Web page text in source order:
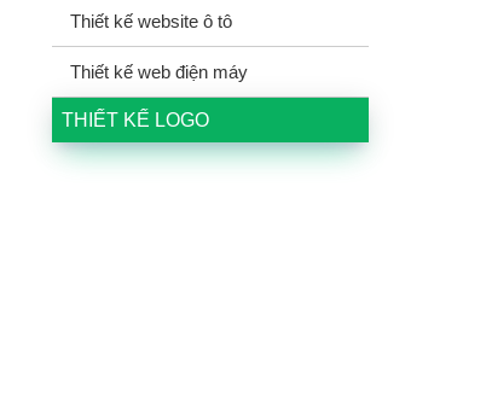
Thiết kế website ô tô
Thiết kế web điện máy
THIẾT KẾ LOGO